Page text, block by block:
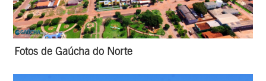
Fotos de Gaúcha do Norte